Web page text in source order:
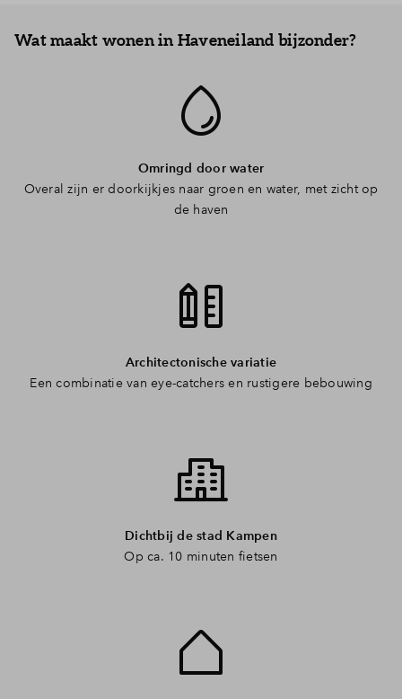
Wat maakt wonen in Haveneiland bijzonder?
Omringd door water
Overal zijn er doorkijkjes naar groen en water, met zicht op
de haven
Architectonische variatie
Een combinatie van eye-catchers en rustigere bebouwing
Dichtbij de stad Kampen
Op ca. 10 minuten fietsen